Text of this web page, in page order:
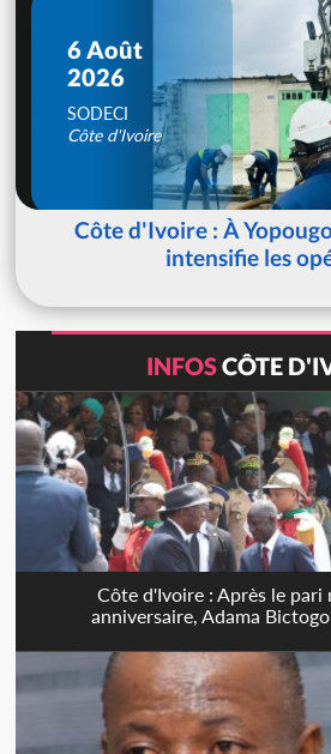
6 Août
2026
SODECI
Côte d'Ivoire
Côte d'Ivoire : À
intensifie les
INFOSCÔTE
Côte d'Ivoire : Après le pari
anniversaire, Adama Bictogo